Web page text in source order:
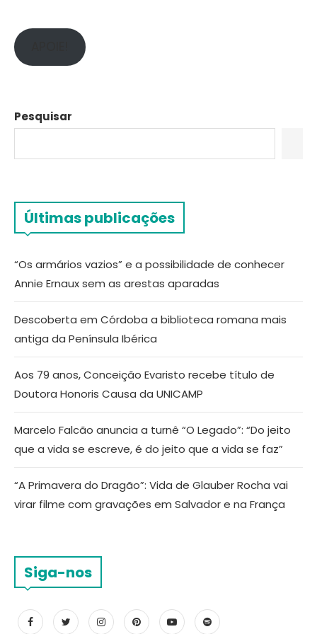
Pesquisar
Últimas publicações
“Os armários vazios” e a possibilidade de conhecer
Annie Ernaux sem as arestas aparadas
Descoberta em Córdoba a biblioteca romana mais
antiga da Península Ibérica
Aos 79 anos, Conceição Evaristo recebe título de
Doutora Honoris Causa da UNICAMP
Marcelo Falcão anuncia a turnê “O Legado”: “Do jeito
que a vida se escreve, é do jeito que a vida se faz”
“A Primavera do Dragão”: Vida de Glauber Rocha vai
virar filme com gravações em Salvador e na França
Siga-nos